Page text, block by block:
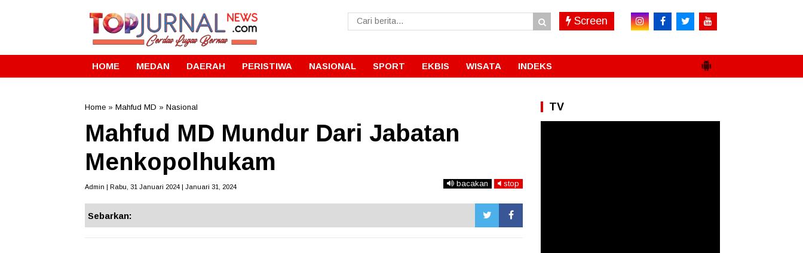
Screen
HOME MEDAN DAERAH PERISTIWA NASIONAL SPORT EKBIS WISATA INDEKS
Home » Mahfud MD » Nasional
Mahfud MD Mundur Dari Jabatan
Menkopolhukam
Admin | Rabu, 31 Januari 2024 | Januari 31, 2024 bacakan stop
Sebarkan:
TV